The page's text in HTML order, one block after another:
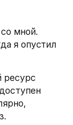
мной.
я опустил
ресурс